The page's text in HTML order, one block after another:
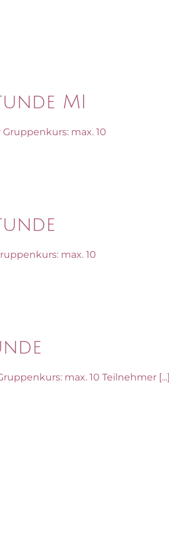
MI
max. 10
max. 10
max. 10 Teilnehmer [...]